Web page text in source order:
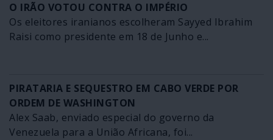
O IRÃO VOTOU CONTRA O IMPÉRIO
Os eleitores iranianos escolheram Sayyed Ibrahim
Raisi como presidente em 18 de Junho e...
PIRATARIA E SEQUESTRO EM CABO VERDE POR
ORDEM DE WASHINGTON
Alex Saab, enviado especial do governo da
Venezuela para a União Africana, foi...